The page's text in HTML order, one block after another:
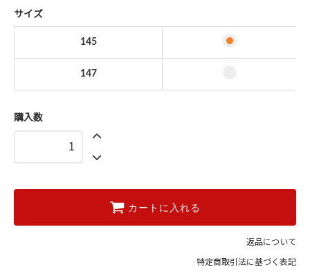
サイズ
145
147
購入数
カートに入れる
返品について
特定商取引法に基づく表記